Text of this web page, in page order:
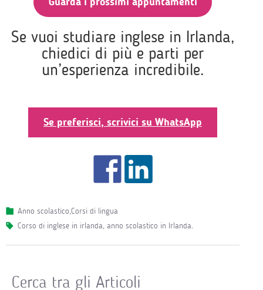
Se vuoi studiare inglese in Irlanda,
chiedici di più e parti per
un’esperienza incredibile.
Se preferisci, scrivici su WhatsApp
Anno scolastico,Corsi di lingua
corso di inglese in irlanda, anno scolastico in Irlanda.
Cerca tra gli Articoli